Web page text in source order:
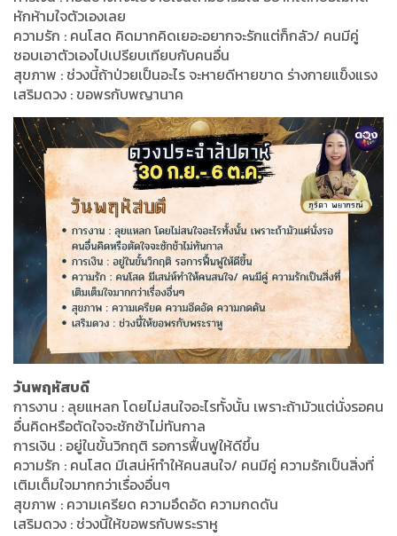
หักห้ามใจตัวเองเลย
ความรัก : คนโสด คิดมากคิดเยอะอยากจะรักแต่ก็กลัว/ คนมีคู่
ชอบเอาตัวเองไปเปรียบเทียบกับคนอื่น
สุขภาพ : ช่วงนี้ถ้าป่วยเป็นอะไร จะหายดีหายขาด ร่างกายแข็งแรง
เสริมดวง : ขอพรกับพญานาค
วันพฤหัสบดี
การงาน : ลุยแหลก โดยไม่สนใจอะไรทั้งนั้น เพราะถ้ามัวแต่นั่งรอคน
อื่นคิดหรือตัดใจจะชักช้าไม่ทันกาล
การเงิน : อยู่ในขั้นวิกฤติ รอการฟื้นฟูให้ดีขึ้น
ความรัก : คนโสด มีเสน่ห์ทำให้คนสนใจ/ คนมีคู่ ความรักเป็นสิ่งที่
เติมเต็มใจมากกว่าเรื่องอื่นๆ
สุขภาพ : ความเครียด ความอึดอัด ความกดดัน
เสริมดวง : ช่วงนี้ให้ขอพรกับพระราหู